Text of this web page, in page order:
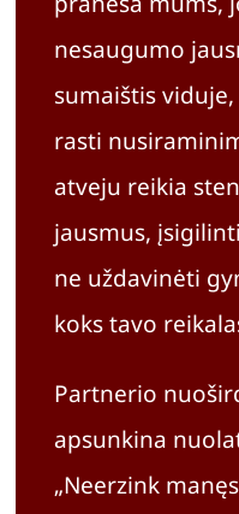
nesaugumo
sumaištis
rasti
atveju reikia
jausmus,
ne uždavinėti
koks tavo
Partnerio
apsunkina
„Neerzink